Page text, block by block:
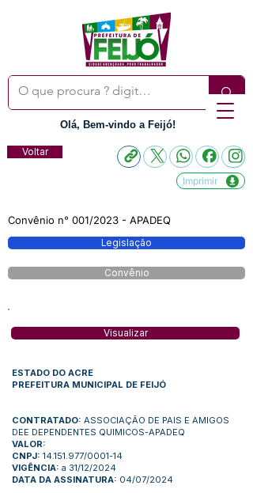
Olá, Bem-vindo a Feijó!
Voltar
Imprimir
Convênio n° 001/2023 - APADEQ
Legislação
Convênio
Visualizar
ESTADO DO ACRE
PREFEITURA MUNICIPAL DE FEIJÓ
CONTRATADO: ASSOCIAÇÃO DE PAIS E AMIGOS
DEE DEPENDENTES QUIMICOS-APADEQ
VALOR:
CNPJ: 14.151.977/0001-14
VIGÊNCIA: a 31/12/2024
DATA DA ASSINATURA: 04/07/2024